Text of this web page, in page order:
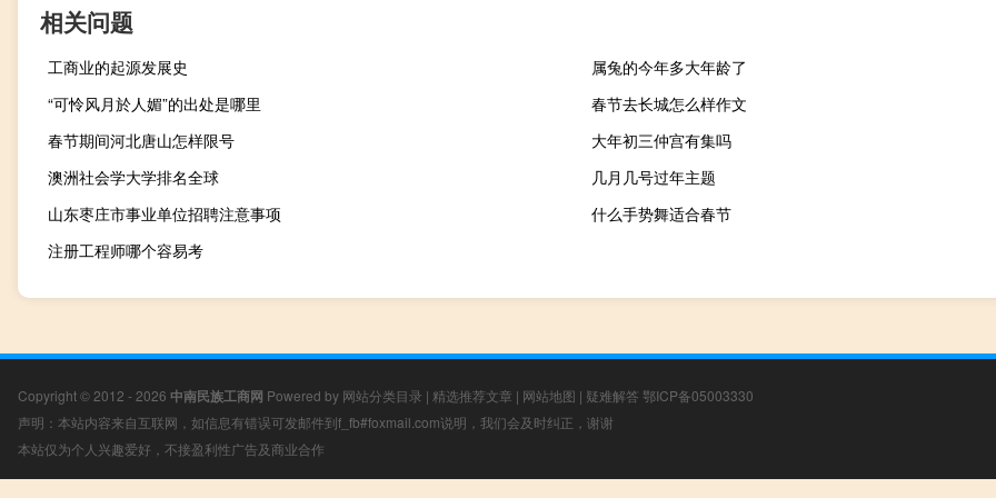
相关问题
工商业的起源发展史
属兔的今年多大年龄了
“可怜风月於人媚”的出处是哪里
春节去长城怎么样作文
春节期间河北唐山怎样限号
大年初三仲宫有集吗
澳洲社会学大学排名全球
几月几号过年主题
山东枣庄市事业单位招聘注意事项
什么手势舞适合春节
注册工程师哪个容易考
Copyright © 2012 - 2026 中南民族工商网 Powered by 网站分类目录 | 精选推荐文章 | 网站地图 | 疑难解答 鄂ICP备05003330
声明：本站内容来自互联网，如信息有错误可发邮件到f_fb#foxmail.com说明，我们会及时纠正，谢谢
本站仅为个人兴趣爱好，不接盈利性广告及商业合作